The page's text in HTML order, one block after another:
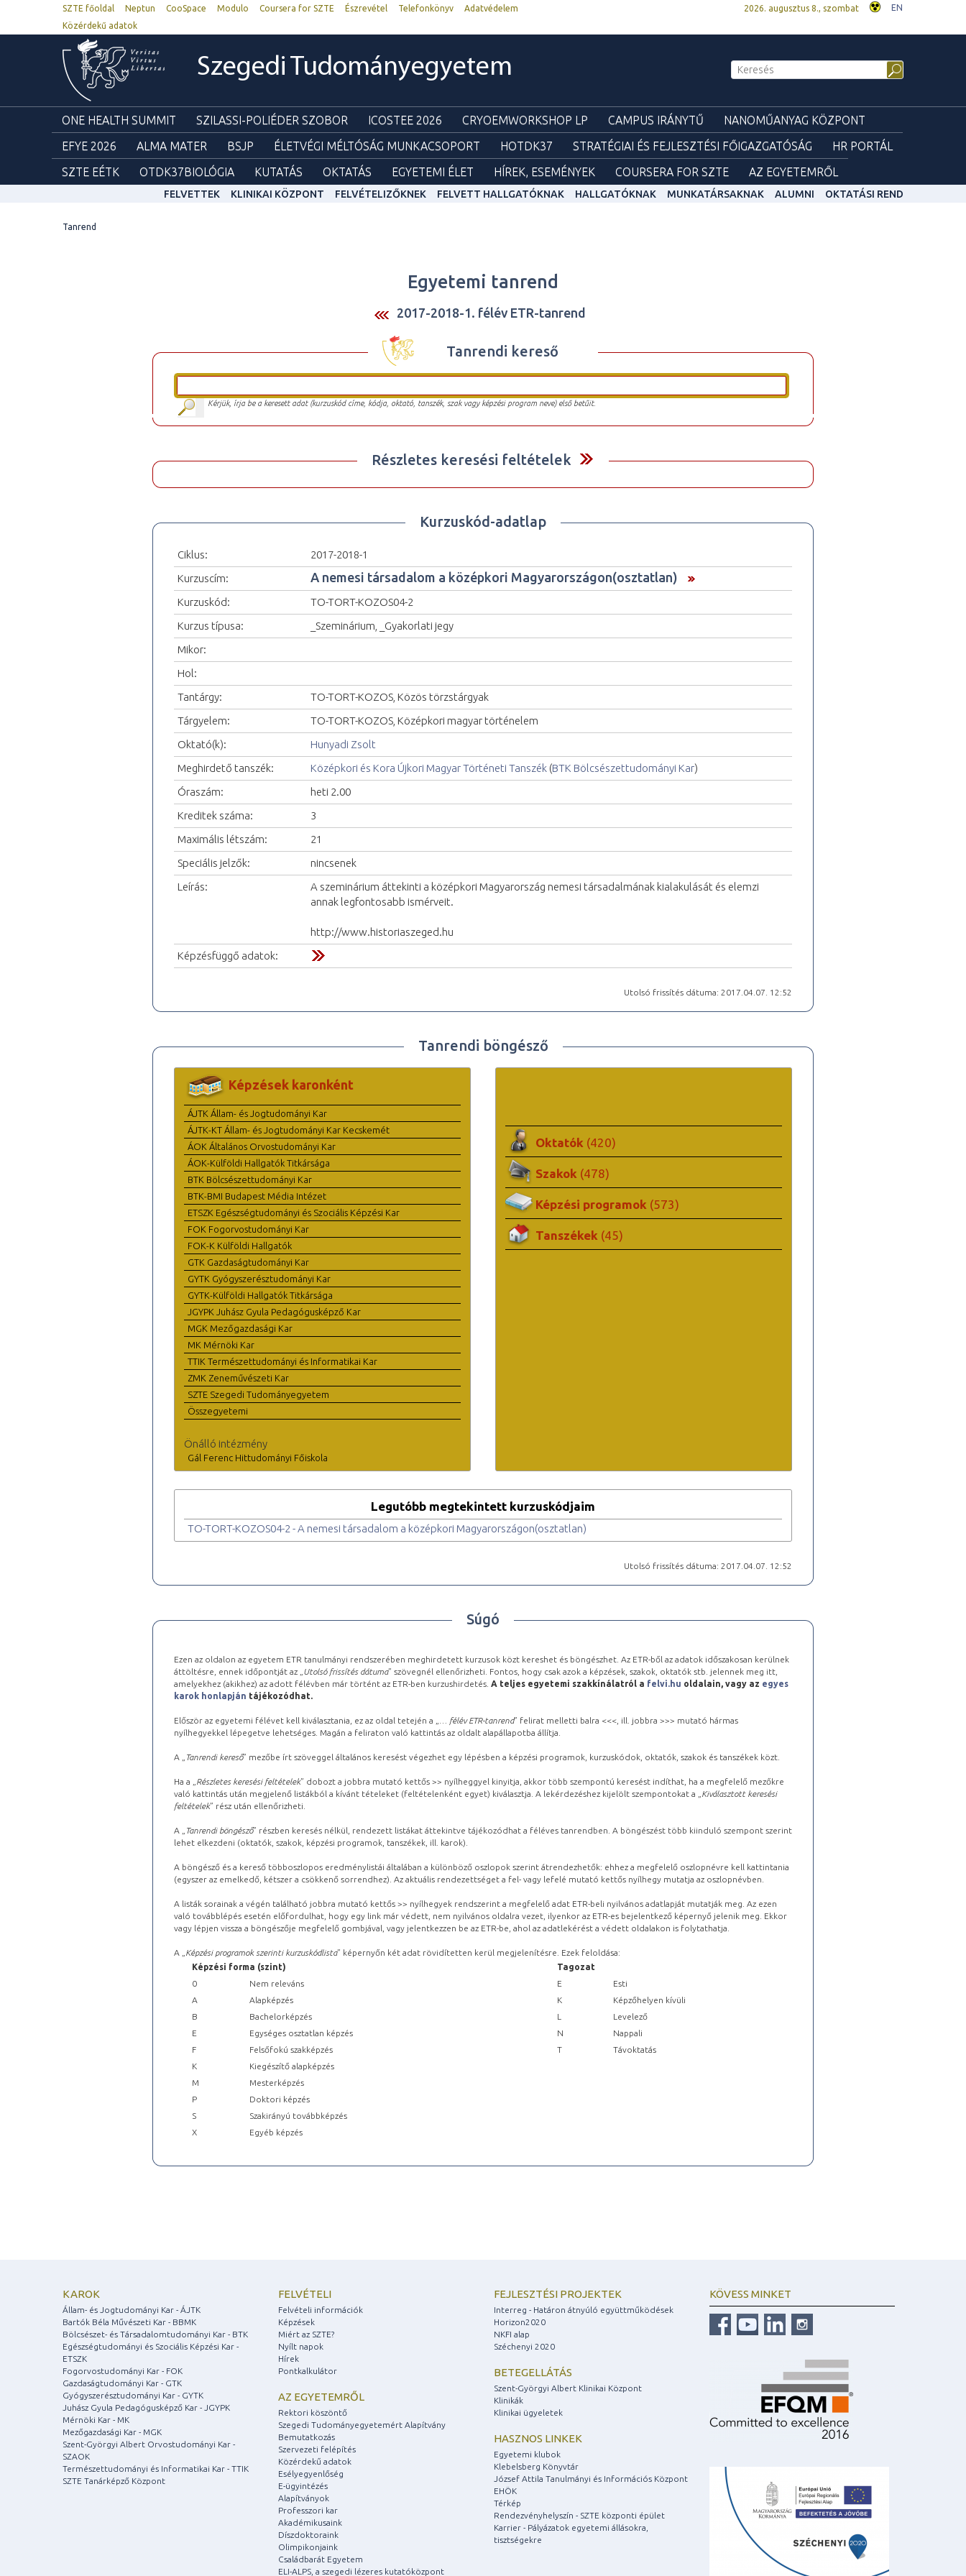
SZTE főoldal Neptun CooSpace Modulo Coursera for SZTE Észrevétel Telefonkönyv
Adatvédelem
Közérdekű adatok
2026. augusztus 8., szombat EN
Szegedi Tudományegyetem
ONE HEALTH SUMMIT SZILASSI-POLIÉDER SZOBOR ICOSTEE 2026 CRYOEMWORKSHOP LP CAMPUS IRÁNYTŰ
NANOMŰANYAG KÖZPONT
EFYE 2026
ALMA MATER BSJP ÉLETVÉGI MÉLTÓSÁG MUNKACSOPORT HOTDK37 STRATÉGIAI ÉS FEJLESZTÉSI FŐIGAZGATÓSÁG
HR PORTÁL
SZTE EÉTK
OTDK37BIOLÓGIA KUTATÁS OKTATÁS EGYETEMI ÉLET HÍREK, ESEMÉNYEK COURSERA FOR SZTE AZ EGYETEMRŐL
FELVETTEK KLINIKAI KÖZPONT FELVÉTELIZŐKNEK FELVETT HALLGATÓKNAK HALLGATÓKNAK MUNKATÁRSAKNAK ALUMNI OKTATÁSI REND
Tanrend
Egyetemi tanrend
2017-2018-1. félév ETR-tanrend
Tanrendi kereső
Kérjük, írja be a keresett adat (kurzuskód címe, kódja, oktató, tanszék, szak vagy képzési program neve) első betűit.
Részletes keresési feltételek
Kurzuskód-adatlap
Ciklus:
2017-2018-1
Kurzuscím:
A nemesi társadalom a középkori Magyarországon(osztatlan)
Kurzuskód:
TO-TORT-KOZOS04-2
Kurzus típusa:
_Szeminárium, _Gyakorlati jegy
Mikor:
Hol:
Tantárgy:
TO-TORT-KOZOS, Közös törzstárgyak
Tárgyelem:
TO-TORT-KOZOS, Középkori magyar történelem
Oktató(k):
Hunyadi Zsolt
Meghirdető tanszék:
Középkori és Kora Újkori Magyar Történeti Tanszék (BTK Bölcsészettudományi Kar)
Óraszám:
heti 2.00
Kreditek száma:
3
Maximális létszám:
21
Speciális jelzők:
nincsenek
Leírás:
A szeminárium áttekinti a középkori Magyarország nemesi társadalmának kialakulását és elemzi
annak legfontosabb ismérveit.
http://www.historiaszeged.hu
Képzésfüggő adatok:
Utolsó frissítés dátuma: 2017.04.07. 12:52
Tanrendi böngésző
Képzések karonként
ÁJTK Állam- és Jogtudományi Kar
ÁJTK-KT Állam- és Jogtudományi Kar Kecskemét
ÁOK Általános Orvostudományi Kar
ÁOK-Külföldi Hallgatók Titkársága
BTK Bölcsészettudományi Kar
BTK-BMI Budapest Média Intézet
ETSZK Egészségtudományi és Szociális Képzési Kar
FOK Fogorvostudományi Kar
FOK-K Külföldi Hallgatók
GTK Gazdaságtudományi Kar
GYTK Gyógyszerésztudományi Kar
GYTK-Külföldi Hallgatók Titkársága
JGYPK Juhász Gyula Pedagógusképző Kar
MGK Mezőgazdasági Kar
MK Mérnöki Kar
TTIK Természettudományi és Informatikai Kar
ZMK Zeneművészeti Kar
SZTE Szegedi Tudományegyetem
Összegyetemi
Önálló intézmény
Gál Ferenc Hittudományi Főiskola
Oktatók (420)
Szakok (478)
Képzési programok (573)
Tanszékek (45)
Legutóbb megtekintett kurzuskódjaim
TO-TORT-KOZOS04-2 - A nemesi társadalom a középkori Magyarországon(osztatlan)
Utolsó frissítés dátuma: 2017.04.07. 12:52
Súgó
Ezen az oldalon az egyetem ETR tanulmányi rendszerében meghirdetett kurzusok közt kereshet és böngészhet. Az ETR-ből az adatok időszakosan kerülnek
áttöltésre, ennek időpontját az „ Utolsó frissítés dátuma” szövegnél ellenőrizheti. Fontos, hogy csak azok a képzések, szakok, oktatók stb. jelennek meg itt,
amelyekhez (akikhez) az adott félévben már történt az ETR-ben kurzushirdetés. A teljes egyetemi szakkínálatról a felvi.hu oldalain, vagy az egyes
karok honlapján tájékozódhat.
Először az egyetemi félévet kell kiválasztania, ez az oldal tetején a „ … félév ETR-tanrend” felirat melletti balra <<<, ill. jobbra >>> mutató hármas
nyílhegyekkel lépegetve lehetséges. Magán a feliraton való kattintás az oldalt alapállapotba állítja.
A „ Tanrendi kereső” mezőbe írt szöveggel általános keresést végezhet egy lépésben a képzési programok, kurzuskódok, oktatók, szakok és tanszékek közt.
Ha a „ Részletes keresési feltételek” dobozt a jobbra mutató kettős >> nyílheggyel kinyitja, akkor több szempontú keresést indíthat, ha a megfelelő mezőkre
való kattintás után megjelenő listákból a kívánt tételeket (feltételenként egyet) kiválasztja. A lekérdezéshez kijelölt szempontokat a „ Kiválasztott keresési
feltételek” rész után ellenőrizheti.
A „ Tanrendi böngésző” részben keresés nélkül, rendezett listákat áttekintve tájékozódhat a féléves tanrendben. A böngészést több kiinduló szempont szerint
lehet elkezdeni (oktatók, szakok, képzési programok, tanszékek, ill. karok).
A böngésző és a kereső többoszlopos eredménylistái általában a különböző oszlopok szerint átrendezhetők: ehhez a megfelelő oszlopnévre kell kattintania
(egyszer az emelkedő, kétszer a csökkenő sorrendhez). Az aktuális rendezettséget a fel- vagy lefelé mutató kettős nyílhegy mutatja az oszlopnévben.
A listák sorainak a végén található jobbra mutató kettős >> nyílhegyek rendszerint a megfelelő adat ETR-beli nyilvános adatlapját mutatják meg. Az ezen
való továbblépés esetén előfordulhat, hogy egy link már védett, nem nyilvános oldalra vezet, ilyenkor az ETR-es bejelentkező képernyő jelenik meg. Ekkor
vagy lépjen vissza a böngészője megfelelő gombjával, vagy jelentkezzen be az ETR-be, ahol az adatlekérést a védett oldalakon is folytathatja.
A „ Képzési programok szerinti kurzuskódlista” képernyőn két adat rövidítetten kerül megjelenítésre. Ezek feloldása:
Képzési forma (szint)
Tagozat
0
Nem releváns E
Esti
A
Alapképzés K
Képzőhelyen kívüli
B
Bachelorképzés L
Levelező
E
Egységes osztatlan képzés N
Nappali
F
Felsőfokú szakképzés T
Távoktatás
K
Kiegészítő alapképzés
M
Mesterképzés
P
Doktori képzés
S
Szakirányú továbbképzés
X
Egyéb képzés
KAROK
Állam- és Jogtudományi Kar - ÁJTK
Bartók Béla Művészeti Kar - BBMK
Bölcsészet- és Társadalomtudományi Kar - BTK
Egészségtudományi és Szociális Képzési Kar -
ETSZK
Fogorvostudományi Kar - FOK
Gazdaságtudományi Kar - GTK
Gyógyszerésztudományi Kar - GYTK
Juhász Gyula Pedagógusképző Kar - JGYPK
Mérnöki Kar - MK
Mezőgazdasági Kar - MGK
Szent-Györgyi Albert Orvostudományi Kar -
SZAOK
Természettudományi és Informatikai Kar - TTIK
SZTE Tanárképző Központ
FELVÉTELI
Felvételi információk
Képzések
Miért az SZTE?
Nyílt napok
Hírek
Pontkalkulátor
AZ EGYETEMRŐL
Rektori köszöntő
Szegedi Tudományegyetemért Alapítvány
Bemutatkozás
Szervezeti felépítés
Közérdekű adatok
Esélyegyenlőség
E-ügyintézés
Alapítványok
Professzori kar
Akadémikusaink
Díszdoktoraink
Olimpikonjaink
Családbarát Egyetem
ELI-ALPS, a szegedi lézeres kutatóközpont
FEJLESZTÉSI PROJEKTEK
Interreg - Határon átnyúló együttműködések
Horizon2020
NKFI alap
Széchenyi 2020
BETEGELLÁTÁS
Szent-Györgyi Albert Klinikai Központ
Klinikák
Klinikai ügyeletek
HASZNOS LINKEK
Egyetemi klubok
Klebelsberg Könyvtár
József Attila Tanulmányi és Információs Központ
EHÖK
Térkép
Rendezvényhelyszín - SZTE központi épület
Karrier - Pályázatok egyetemi állásokra,
tisztségekre
KÖVESS MINKET